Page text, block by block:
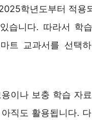
학년도부터 적용
습니다. 따라서 학
트 교과서를 선택
이나 보충 학습 자
직도 활용됩니다.